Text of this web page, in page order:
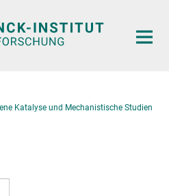
Katalyse und Mechanistische Studien